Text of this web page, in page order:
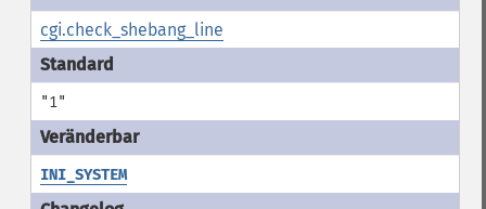
cgi.check_shebang_line
"1"
INI_SYSTEM